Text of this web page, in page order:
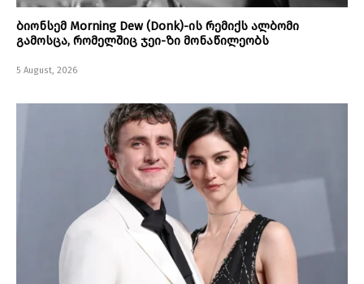
ბიონსემ Morning Dew (Donk)-ის რემიქს ალბომი
გამოსცა, რომელშიც ჯეი-ზი მონაწილეობს
5 August, 2026